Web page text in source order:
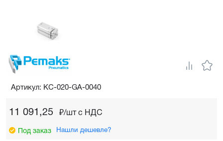
11 091,25 ₽/шт c НДС
Под заказ Нашли дешевле?
Артикул: KC-020-GA-0040